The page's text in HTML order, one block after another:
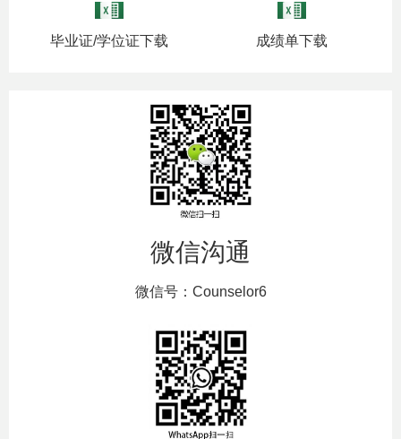
毕业证/学位证下载 成绩单下载
微信沟通
微信号：Counselor6